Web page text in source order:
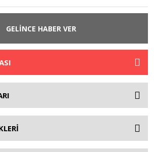
GELİNCE HABER VER